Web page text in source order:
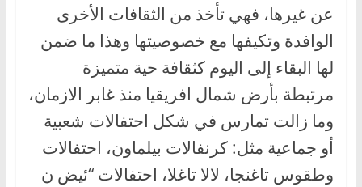
عن غيرها، فهي تأخذ من الثقافات الأخرى
الوافدة وتكيفها مع خصوصيتها وهذا ما ضمن
لها البقاء إلى اليوم كثقافة حية متميزة
مرتبطة بأرض شمال افريقيا منذ غابر الازمان،
وما زالت تمارس في شكل احتفالات شعبية
أو جماعية مثل: كرنفالات بيلماون، احتفالات
وطقوس تاغنجا، لالا تاغلا، احتفالات “ئيض ن